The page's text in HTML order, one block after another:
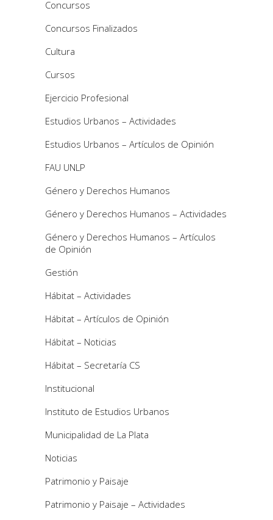
Concursos
Concursos Finalizados
Cultura
Cursos
Ejercicio Profesional
Estudios Urbanos – Actividades
Estudios Urbanos – Artículos de Opinión
FAU UNLP
Género y Derechos Humanos
Género y Derechos Humanos – Actividades
Género y Derechos Humanos – Artículos
de Opinión
Gestión
Hábitat – Actividades
Hábitat – Artículos de Opinión
Hábitat – Noticias
Hábitat – Secretaría CS
Institucional
Instituto de Estudios Urbanos
Municipalidad de La Plata
Noticias
Patrimonio y Paisaje
Patrimonio y Paisaje – Actividades